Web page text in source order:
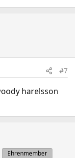
#7
harelsson
Ehrenmember